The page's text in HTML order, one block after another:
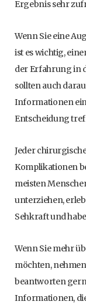
Ergebnis sehr
Wenn Sie eine
ist es wichtig,
der Erfahrung in
sollten auch
Informationen
Entscheidung
Jeder
Komplikationen
meisten
unterziehen,
Sehkraft und
Wenn Sie mehr
möchten,
beantworten
Informationen,